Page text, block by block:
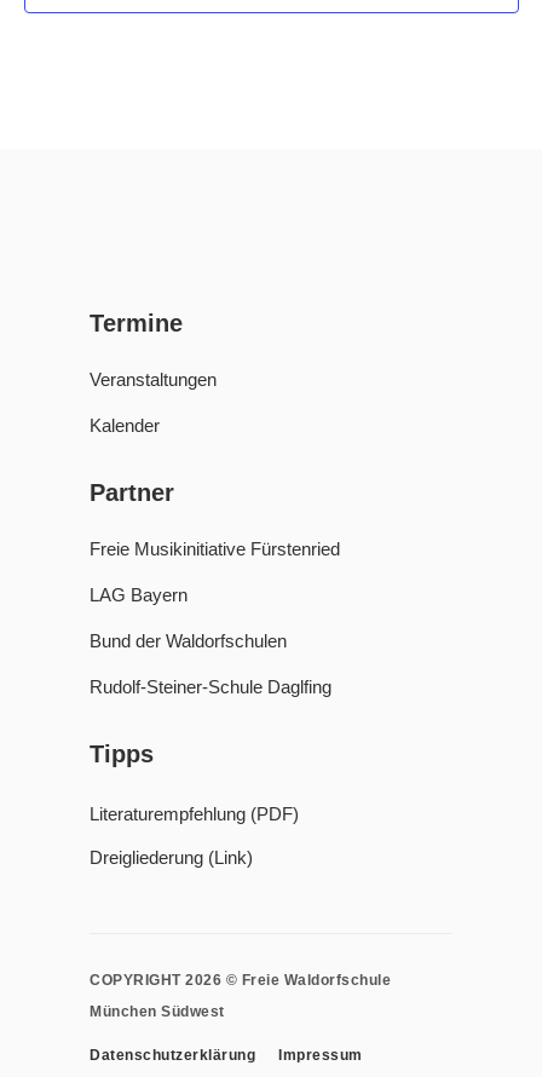
Termine
Veranstaltungen
Kalender
Partner
Freie Musikinitiative Fürstenried
LAG Bayern
Bund der Waldorfschulen
Rudolf-Steiner-Schule Daglfing
Tipps
Literaturempfehlung (PDF)
Dreigliederung (Link)
COPYRIGHT 2026 © Freie Waldorfschule
München Südwest
Datenschutzerklärung Impressum